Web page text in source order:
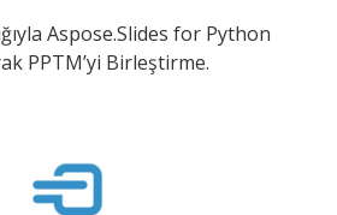
Aspose.Slides for Python
PPTM’yi Birleştirme.